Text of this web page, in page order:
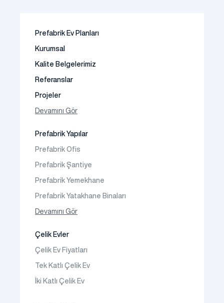
Prefabrik Ev Planları
Kurumsal
Kalite Belgelerimiz
Referanslar
Projeler
Fotoğraf Galeri
Devamını Gör
Prefabrik Yapılar
Prefabrik Ofis
Prefabrik Şantiye
Prefabrik Yemekhane
Prefabrik Yatakhane Binaları
Prefabrik Dükkan
Devamını Gör
Çelik Evler
Çelik Ev Fiyatları
Tek Katlı Çelik Ev
İki Katlı Çelik Ev